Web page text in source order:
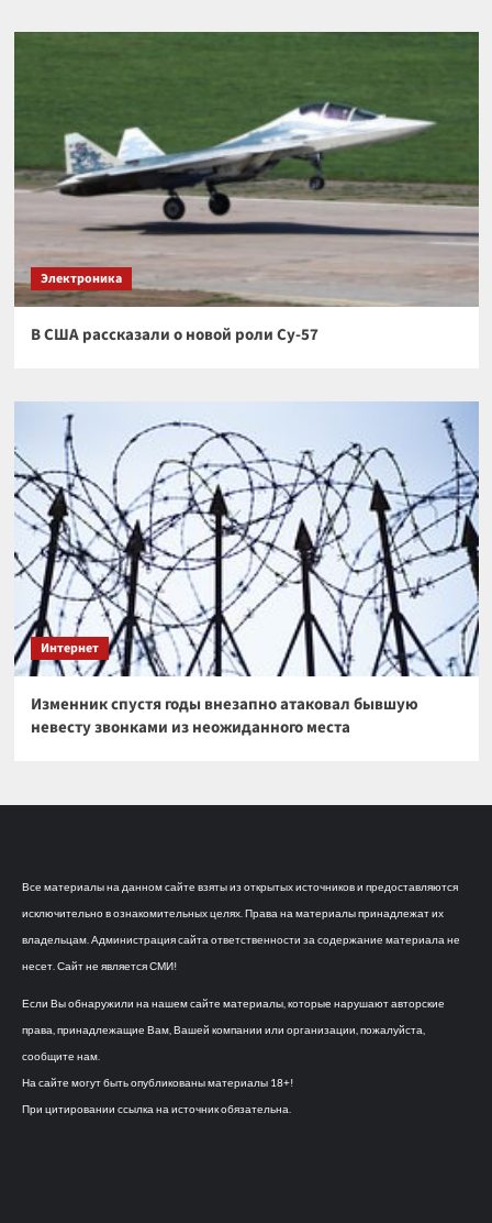
Электроника
В США рассказали о новой роли Су-57
Интернет
Изменник спустя годы внезапно атаковал бывшую
невесту звонками из неожиданного места
Все материалы на данном сайте взяты из открытых источников и предоставляются
исключительно в ознакомительных целях. Права на материалы принадлежат их
владельцам. Администрация сайта ответственности за содержание материала не
несет. Сайт не является СМИ!
Если Вы обнаружили на нашем сайте материалы, которые нарушают авторские
права, принадлежащие Вам, Вашей компании или организации, пожалуйста,
сообщите нам.
На сайте могут быть опубликованы материалы 18+!
При цитировании ссылка на источник обязательна.